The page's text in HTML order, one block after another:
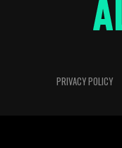
PRIVACY POLICY